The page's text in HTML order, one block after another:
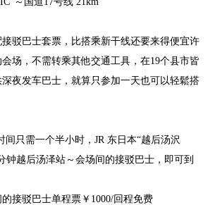
驳巴士套票，比搭乘新干线还要来得便宜许
场，不需转乘其他交通工具，在19个县市皆
夜发车巴士，就算只参加一天也可以轻鬆搭
间只需一个半小时，JR 东日本“越后汤沢
钟越后汤泽站～会场间的接驳巴士，即可到
接驳巴士单程票￥1000/回程免费